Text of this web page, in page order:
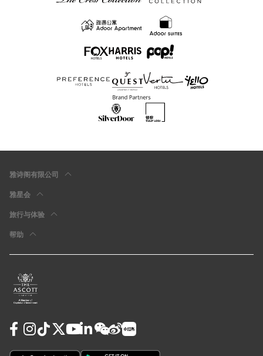
雅诗阁有限公司
雅星会
旅行与体验
帮助